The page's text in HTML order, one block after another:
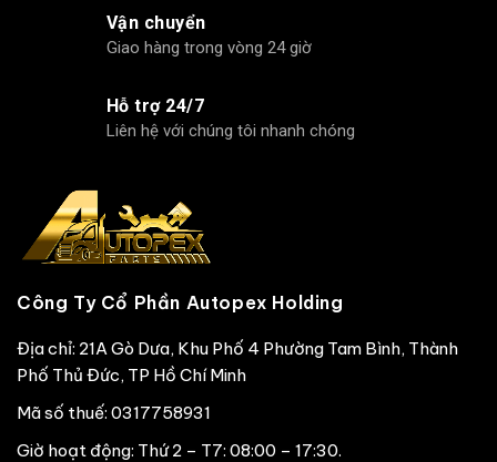
Vận chuyển
Giao hàng trong vòng 24 giờ
Hỗ trợ 24/7
Liên hệ với chúng tôi nhanh chóng
Công Ty Cổ Phần Autopex Holding
Địa chỉ: 21A Gò Dưa, Khu Phố 4 Phường Tam Bình, Thành
Phố Thủ Đức, TP Hồ Chí Minh
Mã số thuế: 0317758931
Giờ hoạt động: Thứ 2 – T7: 08:00 – 17:30.